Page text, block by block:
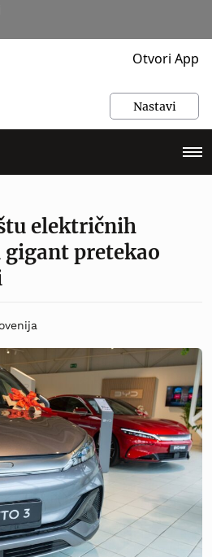
Otvori App
Nastavi
električnih
pretekao